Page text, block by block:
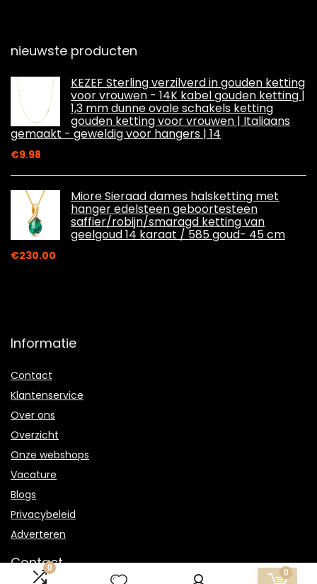
0
0
nieuwste producten
KEZEF Sterling verzilverd in gouden ketting
voor vrouwen - 14K kabel gouden ketting |
1,3 mm dunne ovale schakels ketting
gouden ketting voor vrouwen | Italiaans
gemaakt - geweldig voor hangers | 14
€9.98
Miore Sieraad dames halsketting met
hanger edelsteen geboortesteen
saffier/robijn/smaragd ketting van
geelgoud 14 karaat / 585 goud- 45 cm
€230.00
Informatie
Contact
Klantenservice
Over ons
Overzicht
Onze webshops
Vacature
Blogs
Privacybeleid
Adverteren
Contact